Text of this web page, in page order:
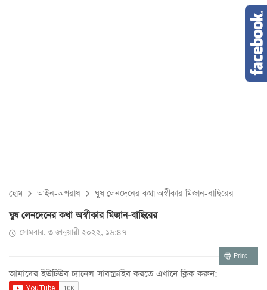
হোম আইন-অপরাধ ঘুষ লেনদেনের কথা অস্বীকার মিজান-বাছিরের
ঘুষ লেনদেনের কথা অস্বীকার মিজান-বাছিরের
সোমবার, ৩ জানুয়ারী ২০২২, ১৬:৪৭
Print
আমাদের ইউটিউব চ্যানেল সাবস্ক্রাইব করতে এখানে ক্লিক করুন: